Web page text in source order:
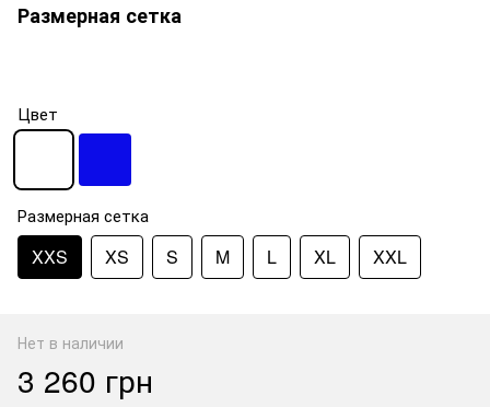
Размерная сетка
Цвет
Размерная сетка
XXS XS S M L XL XXL
Нет в наличии
3 260 грн